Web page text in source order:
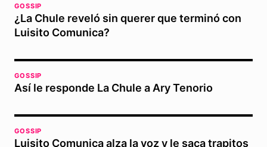
GOSSIP
¿La Chule reveló sin querer que terminó con
Luisito Comunica?
GOSSIP
Así le responde La Chule a Ary Tenorio
GOSSIP
Luisito Comunica alza la voz y le saca trapitos